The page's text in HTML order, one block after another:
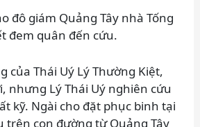
đô giám Quảng Tây nhà Tống
đem quân đến cứu.
của Thái Uý Lý Thường Kiệt,
nhưng Lý Thái Uý nghiên cứu
kỹ. Ngài cho đặt phục binh tại
trên con đường từ Quảng Tây